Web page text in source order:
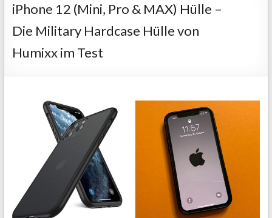
Hüllen
&
im
iPhone 12 (Mini, Pro & MAX) Hülle –
Die Military Hardcase Hülle von
Humixx im Test